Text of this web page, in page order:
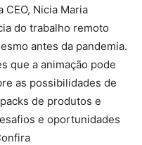
Nicia Maria
do trabalho remoto
antes da pandemia.
que a animação pode
as possibilidades de
de produtos e
e oportunidades